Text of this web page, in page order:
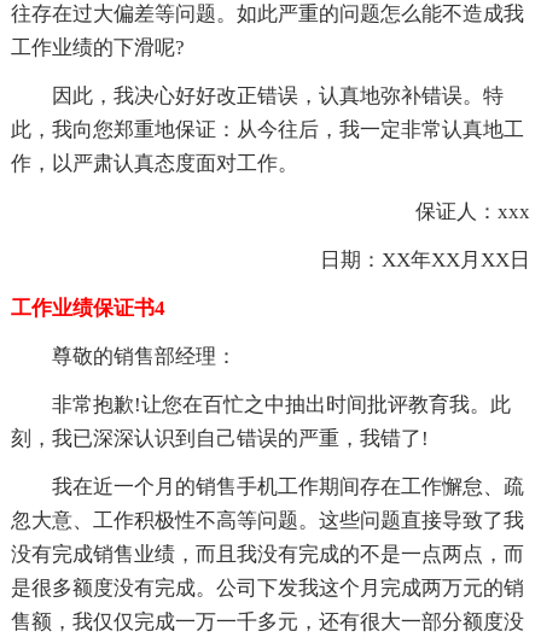
往存在过大偏差等问题。如此严重的问题怎么能不造成我
工作业绩的下滑呢?
因此，我决心好好改正错误，认真地弥补错误。特
此，我向您郑重地保证：从今往后，我一定非常认真地工
作，以严肃认真态度面对工作。
保证人：xxx
日期：XX年XX月XX日
工作业绩保证书4
尊敬的销售部经理：
非常抱歉!让您在百忙之中抽出时间批评教育我。此
刻，我已深深认识到自己错误的严重，我错了!
我在近一个月的销售手机工作期间存在工作懈怠、疏
忽大意、工作积极性不高等问题。这些问题直接导致了我
没有完成销售业绩，而且我没有完成的不是一点两点，而
是很多额度没有完成。公司下发我这个月完成两万元的销
售额，我仅仅完成一万一千多元，还有很大一部分额度没